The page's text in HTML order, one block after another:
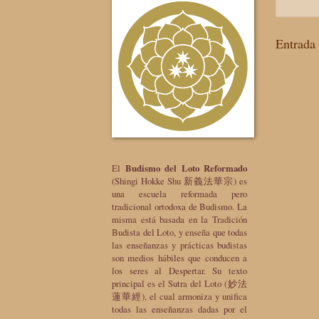
El Budismo del Loto Reformado
(Shingi Hokke Shu 新義法華宗) es
una escuela reformada pero
tradicional ortodoxa de Budismo. La
misma está basada en la Tradición
Budista del Loto, y enseña que todas
las enseñanzas y prácticas budistas
son medios hábiles que conducen a
los seres al Despertar. Su texto
principal es el Sutra del Loto (妙法
蓮華經), el cual armoniza y unifica
todas las enseñanzas dadas por el